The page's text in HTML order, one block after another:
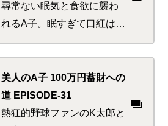
だったA子にはにわかには信
じられず…
尋常ない眠気と食欲に襲わ
れるA子。眠すぎて口紅はは
みだし、食欲がありすぎて
回転ずしから浜焼きへのハ
シゴ。これは普通じゃない
わね、と思った刹那 いきな
りの「おえっぷ」。A子はど
美人のA子 100万円蓄財への
道 EPISODE-31
熱狂的野球ファンのK太郎と